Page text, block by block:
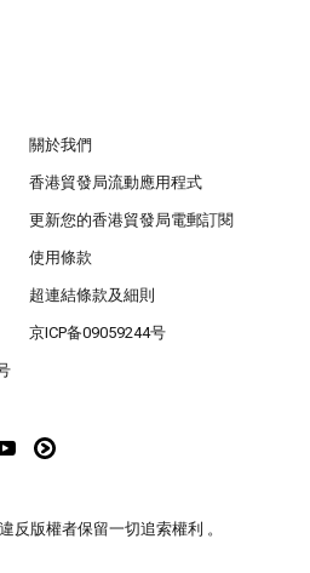
關於我們
香港貿發局流動應用程式
更新您的香港貿發局電郵訂閱
使用條款
超連結條款及細則
京ICP备09059244号
反版權者保留一切追索權利 。